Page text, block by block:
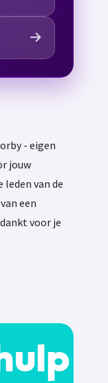
- eigen
jouw
van de
een
voor je